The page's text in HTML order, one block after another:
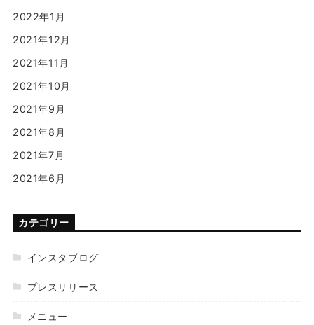
2022年1月
2021年12月
2021年11月
2021年10月
2021年9月
2021年8月
2021年7月
2021年6月
カテゴリー
インスタブログ
プレスリリース
メニュー